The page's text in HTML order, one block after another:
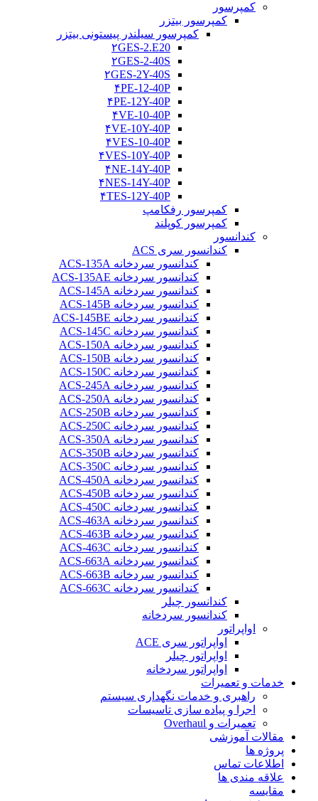
کمپرسور
کمپرسور بیتزر
کمپرسور سیلندر پیستونی بیتزر
۲GES-2.E20
۲GES-2-40S
۲GES-2Y-40S
۴PE-12-40P
۴PE-12Y-40P
۴VE-10-40P
۴VE-10Y-40P
۴VES-10-40P
۴VES-10Y-40P
۴NE-14Y-40P
۴NES-14Y-40P
۴TES-12Y-40P
کمپرسور رفکامپ
کمپرسور کوپلند
کندانسور
کندانسور سری ACS
کندانسور سردخانه ACS-135A
کندانسور سردخانه ACS-135AE
کندانسور سردخانه ACS-145A
کندانسور سردخانه ACS-145B
کندانسور سردخانه ACS-145BE
کندانسور سردخانه ACS-145C
کندانسور سردخانه ACS-150A
کندانسور سردخانه ACS-150B
کندانسور سردخانه ACS-150C
کندانسور سردخانه ACS-245A
کندانسور سردخانه ACS-250A
کندانسور سردخانه ACS-250B
کندانسور سردخانه ACS-250C
کندانسور سردخانه ACS-350A
کندانسور سردخانه ACS-350B
کندانسور سردخانه ACS-350C
کندانسور سردخانه ACS-450A
کندانسور سردخانه ACS-450B
کندانسور سردخانه ACS-450C
کندانسور سردخانه ACS-463A
کندانسور سردخانه ACS-463B
کندانسور سردخانه ACS-463C
کندانسور سردخانه ACS-663A
کندانسور سردخانه ACS-663B
کندانسور سردخانه ACS-663C
کندانسور چیلر
کندانسور سردخانه
اواپراتور
اواپراتور سری ACE
اواپراتور چیلر
اواپراتور سردخانه
خدمات و تعمیرات
راهبری و خدمات نگهداری سیستم
اجرا و پیاده سازی تاسیسات
تعمیرات و Overhaul
مقالات آموزشی
پروژه ها
اطلاعات تماس
علاقه مندی ها
مقایسه